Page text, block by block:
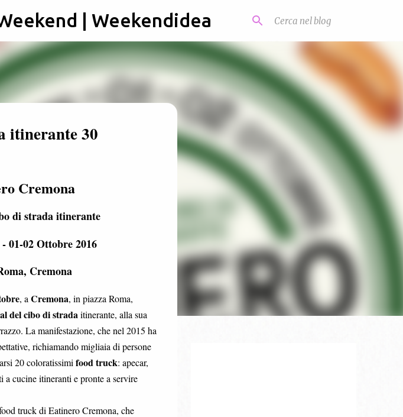
principali | Weekendidea
itinerante 30
Cremona
di strada itinerante
01-02 Ottobre 2016
Cremona
, a Cremona, in piazza Roma,
del cibo di stradaitinerante, alla sua
La manifestazione, che nel 2015 ha
richiamando migliaia di persone
20 coloratissimi food truck: apecar,
a cucine itineranti e pronte a servire
truck di Eatinero Cremona, che